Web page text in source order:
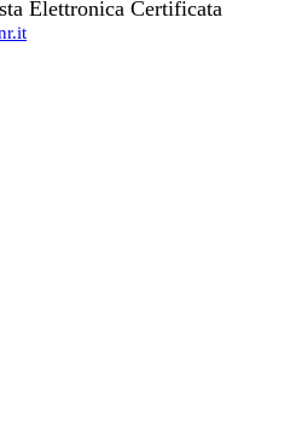
Elettronica Certificata